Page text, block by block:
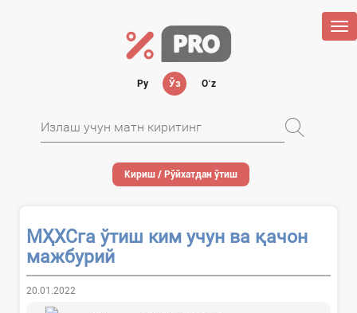
Ру Ўз Oʻz
Кириш / Рўйхатдан ўтиш
МҲХСга ўтиш ким учун ва қачон
мажбурий
20.01.2022